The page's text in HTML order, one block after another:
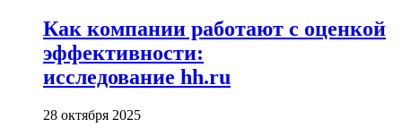
Как компании работают с оценкой
эффективности:
исследование hh.ru
28 октября 2025